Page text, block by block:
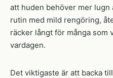
att huden behöver mer lugn
rutin med mild rengöring,
räcker långt för många som
vardagen.
Det viktigaste är att backa